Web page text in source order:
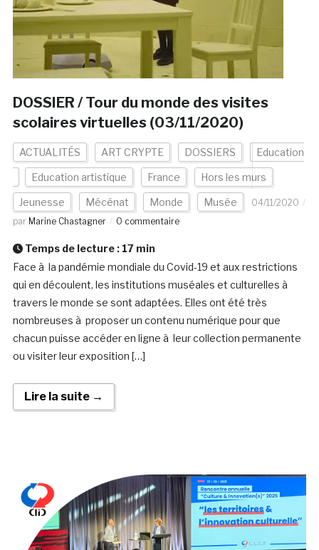
DOSSIER / Tour du monde des visites
scolaires virtuelles (03/11/2020)
ACTUALITÉS ART CRYPTE DOSSIERS Education
Education artistique France Hors les murs
Jeunesse Mécénat Monde Musée
04/11/2020
par Marine Chastagner 0 commentaire
Temps de lecture : 17 min
Face à la pandémie mondiale du Covid-19 et aux restrictions
qui en découlent, les institutions muséales et culturelles à
travers le monde se sont adaptées. Elles ont été très
nombreuses à proposer un contenu numérique pour que
chacun puisse accéder en ligne à leur collection permanente
ou visiter leur exposition […]
Lire la suite →